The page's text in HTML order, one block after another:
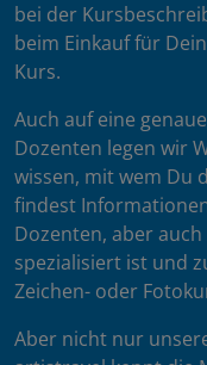
bei der
beim Einkauf für
Kurs.
Auch auf eine
Dozenten legen wir
wissen, mit wem Du
findest
Dozenten, aber
spezialisiert ist und
Zeichen- oder
Aber nicht nur